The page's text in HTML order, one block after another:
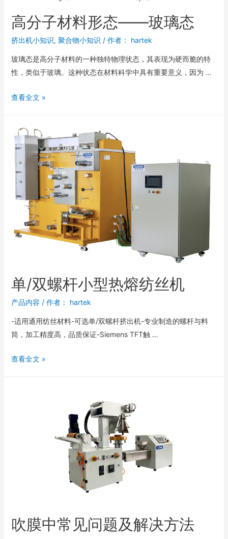
高分子材料形态——玻璃态
挤出机小知识, 聚合物小知识 / 作者： hartek
玻璃态是高分子材料的一种独特物理状态，其表现为硬而脆的特
性，类似于玻璃。这种状态在材料科学中具有重要意义，因为 …
查看全文 »
单/双螺杆小型热熔纺丝机​
产品内容 / 作者： hartek
-适用通用纺丝材料-可选单/双螺杆挤出机-专业制造的螺杆与料
筒，加工精度高，品质保证-Siemens TFT触 …
查看全文 »
吹膜中常见问题及解决方法